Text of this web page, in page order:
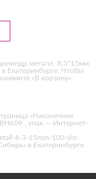
металл, 8,3*15мм
Екатеринбурге. Чтобы
«В корзину».
«Наконечник
, упак — Интернет-
8-3-15mm-100-sht-
в Екатеринбурге.